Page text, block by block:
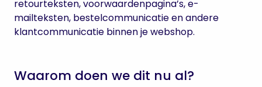
retourteksten, voorwaardenpagina’s, e-
mailteksten, bestelcommunicatie en andere
klantcommunicatie binnen je webshop.
Waarom doen we dit nu al?